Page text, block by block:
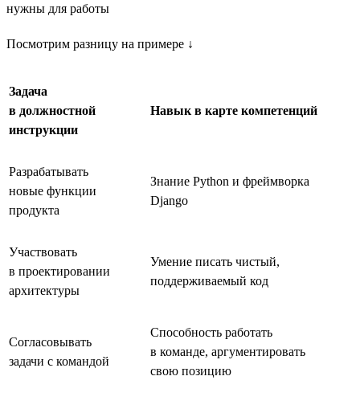
нужны для работы
Посмотрим разницу на примере ↓
Задача
в должностной
инструкции
Навык в карте компетенций
Разрабатывать
новые функции
продукта
Знание Python и фреймворка
Django
Участвовать
в проектировании
архитектуры
Умение писать чистый,
поддерживаемый код
Согласовывать
задачи с командой
Способность работать
в команде, аргументировать
свою позицию